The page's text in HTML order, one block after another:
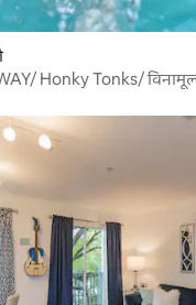
Honky Tonks/